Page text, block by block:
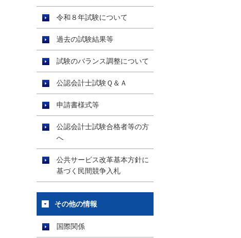
令和８年試験について
過去の試験結果等
試験のバランス調整について
公認会計士試験Ｑ＆Ａ
申請書様式等
公認会計士試験合格者等の方
へ
公共サービス改革基本方針に
基づく民間競争入札
その他の情報
国際関係